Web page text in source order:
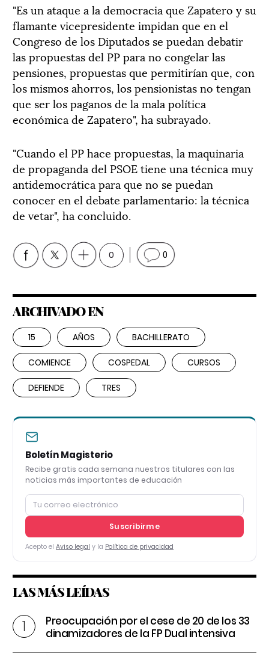
"Es un ataque a la democracia que Zapatero y su
flamante vicepresidente impidan que en el
Congreso de los Diputados se puedan debatir
las propuestas del PP para no congelar las
pensiones, propuestas que permitirían que, con
los mismos ahorros, los pensionistas no tengan
que ser los paganos de la mala política
económica de Zapatero", ha subrayado.
"Cuando el PP hace propuestas, la maquinaria
de propaganda del PSOE tiene una técnica muy
antidemocrática para que no se puedan
conocer en el debate parlamentario: la técnica
de vetar", ha concluido.
0 0
ARCHIVADO EN
15 AÑOS BACHILLERATO
COMIENCE COSPEDAL CURSOS
DEFIENDE TRES
Boletín Magisterio
Recibe gratis cada semana nuestros titulares con las
noticias más importantes de educación
Suscribirme
Acepto el Aviso legal y la Política de privacidad
LAS MÁS LEÍDAS
Preocupación por el cese de 20 de los 33
dinamizadores de la FP Dual intensiva